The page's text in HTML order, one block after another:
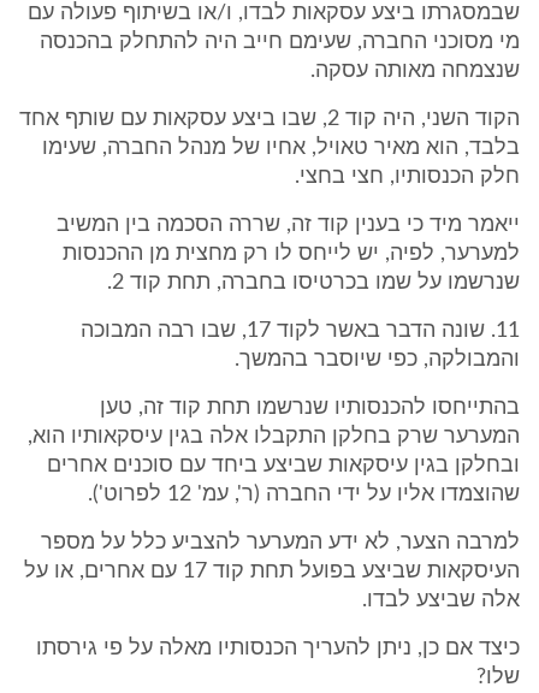
שבמסגרתו ביצע עסקאות לבדו, ו/או בשיתוף פעולה עם
מי מסוכני החברה, שעימם חייב היה להתחלק בהכנסה
שנצמחה מאותה עסקה.
הקוד השני, היה קוד 2, שבו ביצע עסקאות עם שותף אחד
בלבד, הוא מאיר טאויל, אחיו של מנהל החברה, שעימו
חלק הכנסותיו, חצי בחצי.
ייאמר מיד כי בענין קוד זה, שררה הסכמה בין המשיב
למערער, לפיה, יש לייחס לו רק מחצית מן ההכנסות
שנרשמו על שמו בכרטיסו בחברה, תחת קוד 2.
11. שונה הדבר באשר לקוד 17, שבו רבה המבוכה
והמבולקה, כפי שיוסבר בהמשך.
בהתייחסו להכנסותיו שנרשמו תחת קוד זה, טען
המערער שרק בחלקן התקבלו אלה בגין עיסקאותיו הוא,
ובחלקן בגין עיסקאות שביצע ביחד עם סוכנים אחרים
שהוצמדו אליו על ידי החברה (ר', עמ' 12 לפרוט').
למרבה הצער, לא ידע המערער להצביע כלל על מספר
העיסקאות שביצע בפועל תחת קוד 17 עם אחרים, או על
אלה שביצע לבדו.
כיצד אם כן, ניתן להעריך הכנסותיו מאלה על פי גירסתו
שלו?